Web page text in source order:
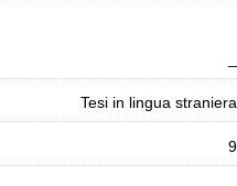
Tesi in lingua straniera
9